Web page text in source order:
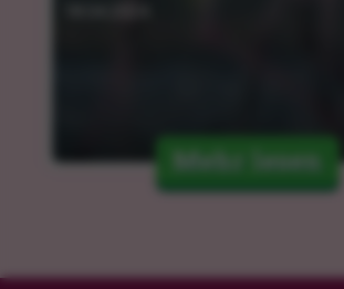
Mehr lesen